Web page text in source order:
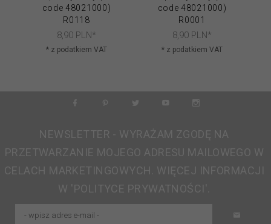
code 48021000)
R0118
8,90 PLN*
* z podatkiem VAT
code 48021000)
R0001
8,90 PLN*
* z podatkiem VAT
NEWSLETTER - WYRAŻAM ZGODĘ NA
PRZETWARZANIE MOJEGO ADRESU MAILOWEGO W
CELACH MARKETINGOWYCH. WIĘCEJ INFORMACJI
W 'POLITYCE PRYWATNOŚCI'.